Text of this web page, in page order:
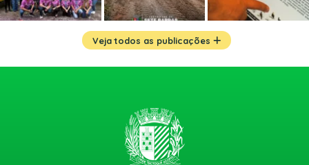
Veja todos as publicações